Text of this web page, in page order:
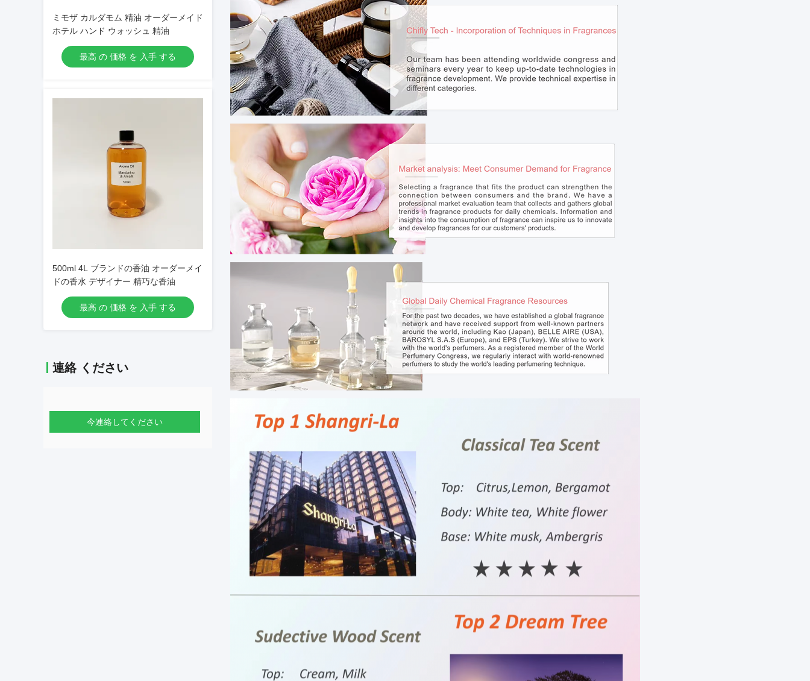
ミモザ カルダモム 精油 オーダーメイド
ホテル ハンド ウォッシュ 精油
最高 の 価格 を 入手 する
500ml 4L ブランドの香油 オーダーメイ
ドの香水 デザイナー 精巧な香油
最高 の 価格 を 入手 する
連絡 ください
今連絡してください